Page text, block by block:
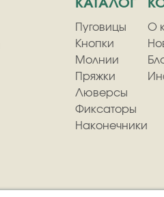
КАТАЛОГ
Пуговицы
Кнопки
Молнии
Пряжки
Люверсы
Фиксаторы
Наконечники
О